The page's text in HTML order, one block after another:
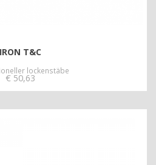
IRON T&C
lockenstäbe
€ 50,63